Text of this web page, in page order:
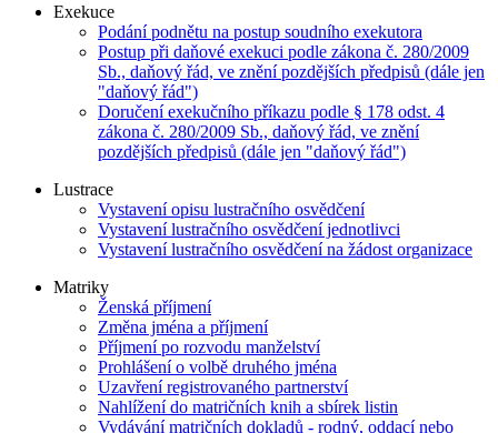
Exekuce
Podání podnětu na postup soudního exekutora
Postup při daňové exekuci podle zákona č. 280/2009
Sb., daňový řád, ve znění pozdějších předpisů (dále jen
"daňový řád")
Doručení exekučního příkazu podle § 178 odst. 4
zákona č. 280/2009 Sb., daňový řád, ve znění
pozdějších předpisů (dále jen "daňový řád")
Lustrace
Vystavení opisu lustračního osvědčení
Vystavení lustračního osvědčení jednotlivci
Vystavení lustračního osvědčení na žádost organizace
Matriky
Ženská příjmení
Změna jména a příjmení
Příjmení po rozvodu manželství
Prohlášení o volbě druhého jména
Uzavření registrovaného partnerství
Nahlížení do matričních knih a sbírek listin
Vydávání matričních dokladů - rodný, oddací nebo